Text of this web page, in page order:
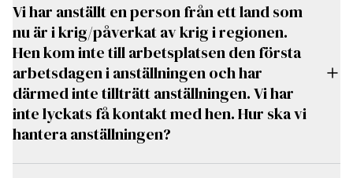
Vi har anställt en person från ett land som
nu är i krig/påverkat av krig i regionen.
Hen kom inte till arbetsplatsen den första
arbetsdagen i anställningen och har
därmed inte tillträtt anställningen. Vi har
inte lyckats få kontakt med hen. Hur ska vi
hantera anställningen?